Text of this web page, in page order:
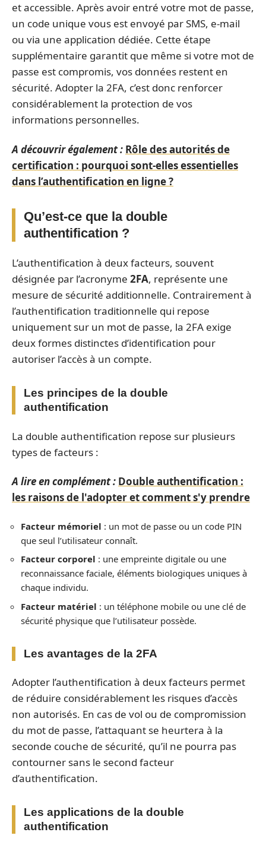
et accessible. Après avoir entré votre mot de passe,
un code unique vous est envoyé par SMS, e-mail
ou via une application dédiée. Cette étape
supplémentaire garantit que même si votre mot de
passe est compromis, vos données restent en
sécurité. Adopter la 2FA, c’est donc renforcer
considérablement la protection de vos
informations personnelles.
A découvrir également : Rôle des autorités de
certification : pourquoi sont-elles essentielles
dans l’authentification en ligne ?
Qu’est-ce que la double
authentification ?
L’authentification à deux facteurs, souvent
désignée par l’acronyme 2FA, représente une
mesure de sécurité additionnelle. Contrairement à
l’authentification traditionnelle qui repose
uniquement sur un mot de passe, la 2FA exige
deux formes distinctes d’identification pour
autoriser l’accès à un compte.
Les principes de la double
authentification
La double authentification repose sur plusieurs
types de facteurs :
A lire en complément : Double authentification :
les raisons de l'adopter et comment s'y prendre
Facteur mémoriel : un mot de passe ou un code PIN
que seul l’utilisateur connaît.
Facteur corporel : une empreinte digitale ou une
reconnaissance faciale, éléments biologiques uniques à
chaque individu.
Facteur matériel : un téléphone mobile ou une clé de
sécurité physique que l’utilisateur possède.
Les avantages de la 2FA
Adopter l’authentification à deux facteurs permet
de réduire considérablement les risques d’accès
non autorisés. En cas de vol ou de compromission
du mot de passe, l’attaquant se heurtera à la
seconde couche de sécurité, qu’il ne pourra pas
contourner sans le second facteur
d’authentification.
Les applications de la double
authentification